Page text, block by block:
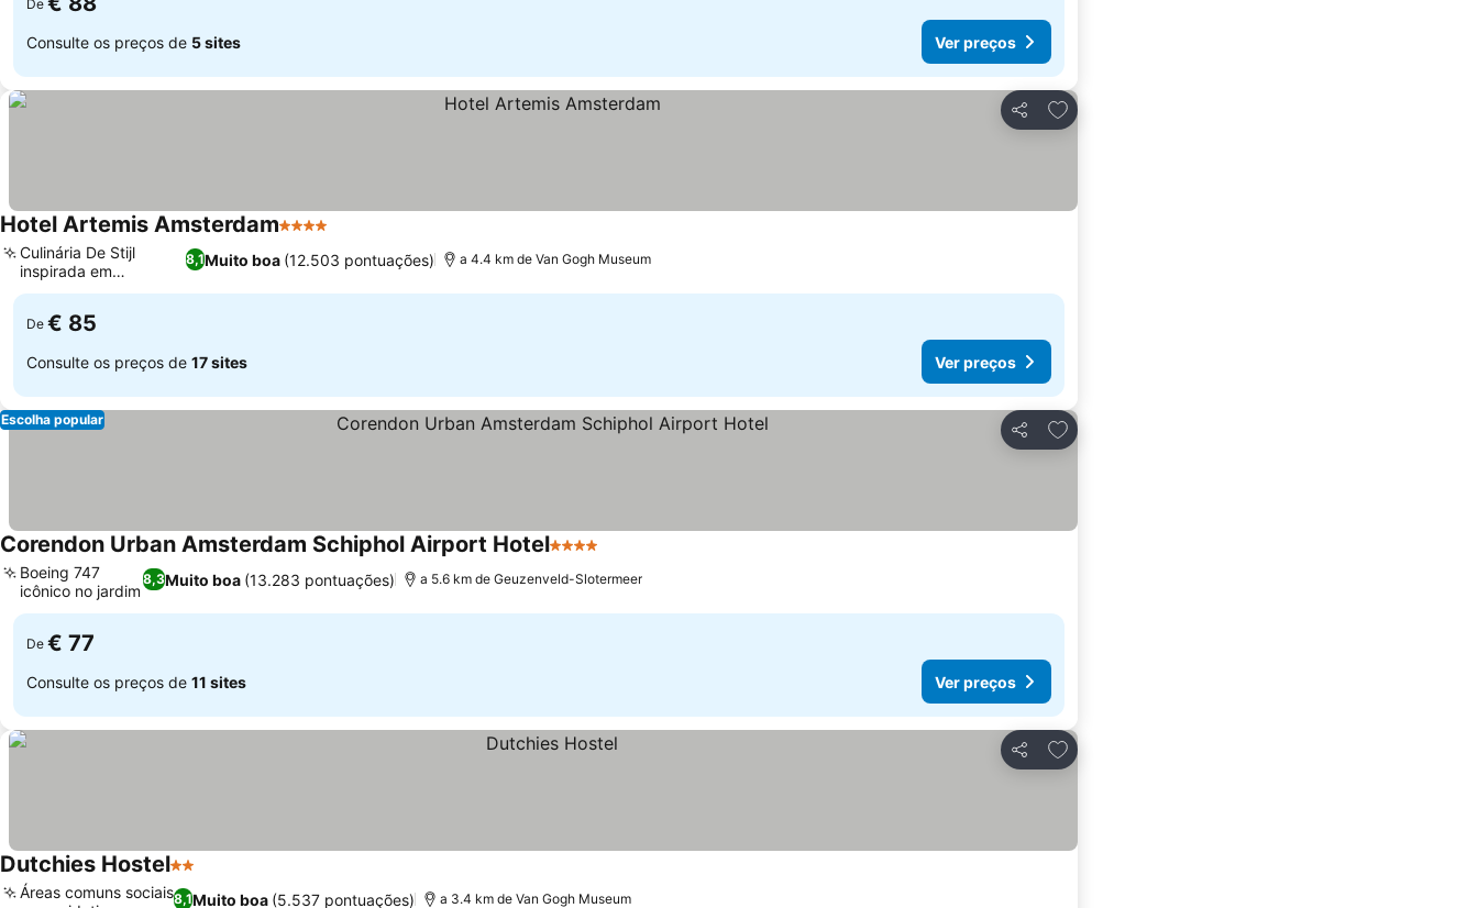
De
Consulte os preços de 5 sites Ver preços
Partilhar
Adicionar aos favoritos
Hotel Artemis Amsterdam4 Estrelas
8,1Muito boa (12.503 pontuações)
Culinária De Stijl
inspirada em
Mondriaan
a 4.4 km de Van Gogh Museum
De € 85
Consulte os preços de 17 sites Ver preços
Partilhar
Adicionar aos favoritos
Escolha popular
Corendon Urban Amsterdam Schiphol Airport Hotel4 Estrelas
8,3Muito boa (13.283 pontuações)
Boeing 747
icônico no jardim
a 5.6 km de Geuzenveld-Slotermeer
De € 77
Consulte os preços de 11 sites Ver preços
Partilhar
Adicionar aos favoritos
Dutchies Hostel2 Estrelas
8,1Muito boa (5.537 pontuações)
Áreas comuns sociais
a 3.4 km de Van Gogh Museum